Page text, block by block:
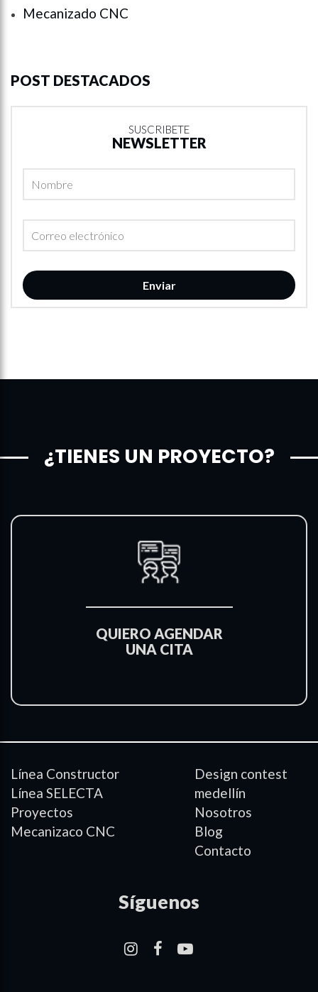
Mecanizado CNC
POST DESTACADOS
SUSCRIBETE
NEWSLETTER
¿TIENES UN PROYECTO?
QUIERO AGENDAR
UNA CITA
Línea Constructor
Línea SELECTA
Proyectos
Mecanizaco CNC
Design contest
medellín
Nosotros
Blog
Contacto
Síguenos
– – –